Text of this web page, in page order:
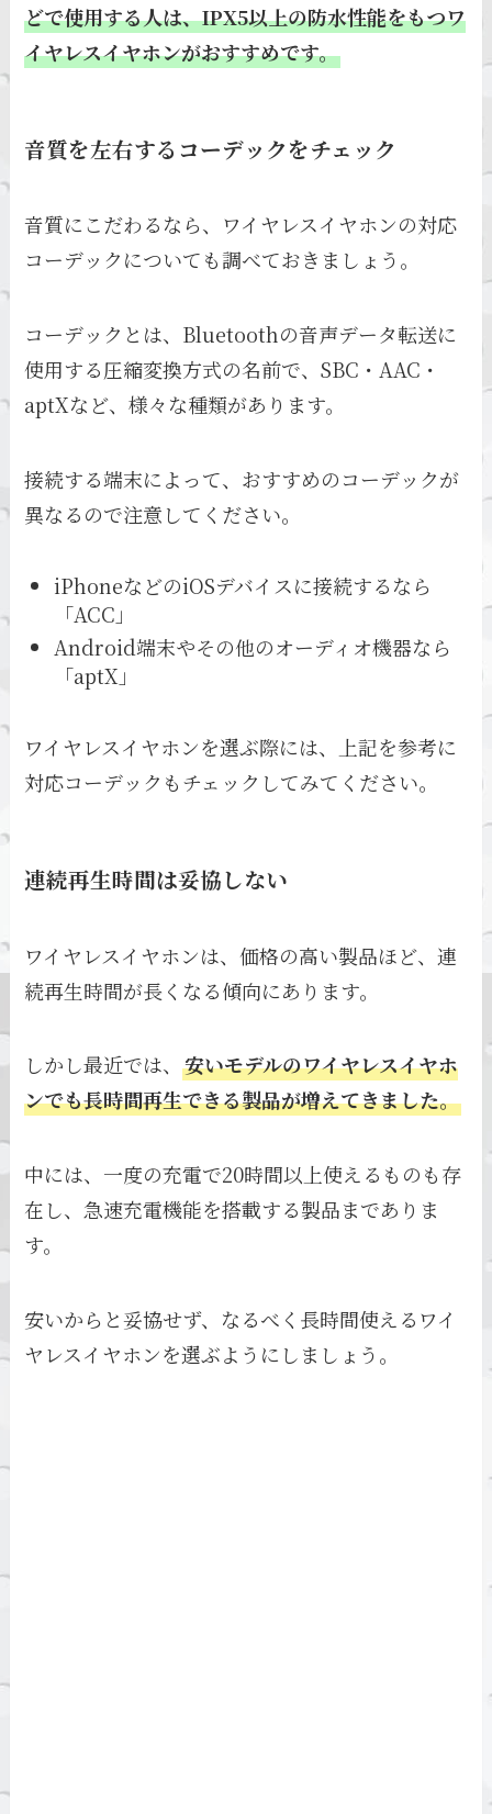
どで使用する人は、IPX5以上の防水性能をもつワ
イヤレスイヤホンがおすすめです。
音質を左右するコーデックをチェック
音質にこだわるなら、ワイヤレスイヤホンの対応
コーデックについても調べておきましょう。
コーデックとは、Bluetoothの音声データ転送に
使用する圧縮変換方式の名前で、SBC・AAC・
aptXなど、様々な種類があります。
接続する端末によって、おすすめのコーデックが
異なるので注意してください。
iPhoneなどのiOSデバイスに接続するなら
「ACC」
Android端末やその他のオーディオ機器なら
「aptX」
ワイヤレスイヤホンを選ぶ際には、上記を参考に
対応コーデックもチェックしてみてください。
連続再生時間は妥協しない
ワイヤレスイヤホンは、価格の高い製品ほど、連
続再生時間が長くなる傾向にあります。
しかし最近では、安いモデルのワイヤレスイヤホ
ンでも長時間再生できる製品が増えてきました。
中には、一度の充電で20時間以上使えるものも存
在し、急速充電機能を搭載する製品までありま
す。
安いからと妥協せず、なるべく長時間使えるワイ
ヤレスイヤホンを選ぶようにしましょう。